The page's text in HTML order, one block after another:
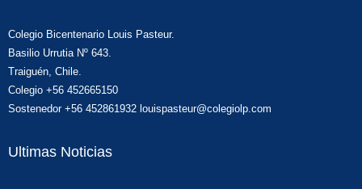
Colegio Bicentenario Louis Pasteur.
Basilio Urrutia Nº 643.
Traiguén, Chile.
Colegio +56 452665150
Sostenedor +56 452861932 louispasteur@colegiolp.com
Ultimas Noticias